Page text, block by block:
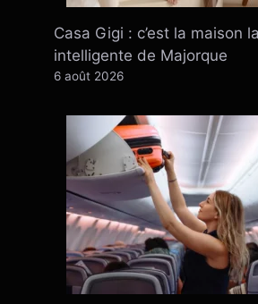
Casa Gigi : c’est la maison
intelligente de Majorque
6 août 2026